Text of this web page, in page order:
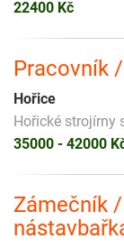
22400 Kč
Pracovník
Hořice
Hořické strojírny
35000 - 42000
Zámečník